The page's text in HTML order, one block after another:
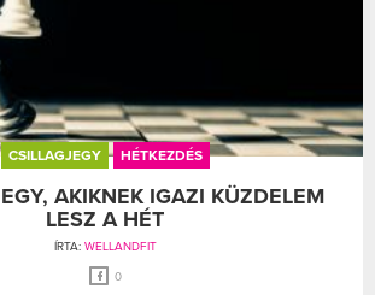
CSILLAGJEGY HÉTKEZDÉS
AKIKNEK IGAZI KÜZDELEM
LESZ A HÉT
ÍRTA: WELLANDFIT
0